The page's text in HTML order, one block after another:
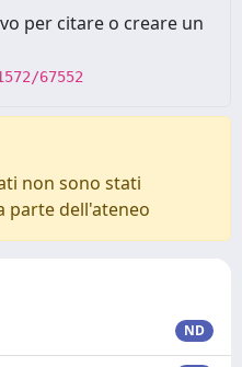
per citare o creare un
67552
non sono stati
parte dell'ateneo
ND